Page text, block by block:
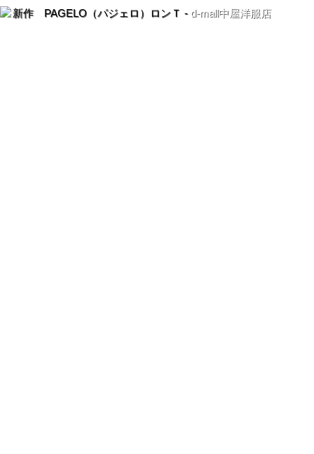
新作 PAGELO（パジェロ）ロンＴ - d-mall中屋洋服店